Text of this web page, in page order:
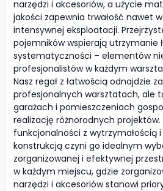
narzędzi i akcesoriów, a użycie
jakości zapewnia trwałość nawet
intensywnej eksploatacji.
pojemników wspierają utrzymanie
systematyczności – elementów
profesjonalistów w każdym
Nasz regał z łatwością odnajdzie
profesjonalnych warsztatach, ale
garażach i pomieszczeniach
realizację różnorodnych projektów.
funkcjonalności z wytrzymałością
konstrukcją czyni go idealnym
zorganizowanej i efektywnej
w każdym miejscu, gdzie
narzędzi i akcesoriów stanowi